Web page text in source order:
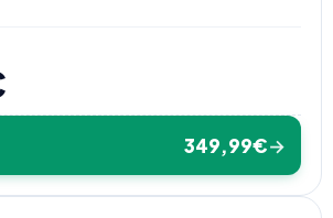
349,99€→